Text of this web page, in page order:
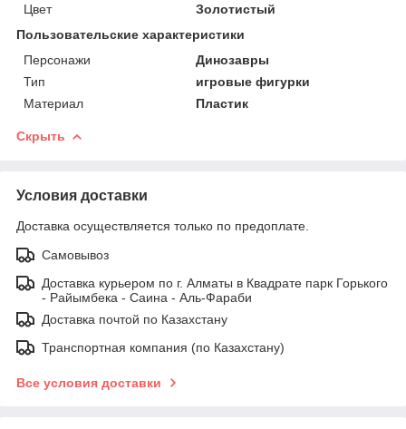
Цвет
Золотистый
Пользовательские характеристики
Персонажи
Динозавры
Тип
игровые фигурки
Материал
Пластик
Скрыть
Условия доставки
Доставка осуществляется только по предоплате.
Самовывоз
Доставка курьером по г. Алматы в Квадрате парк Горького
- Райымбека - Саина - Аль-Фараби
Доставка почтой по Казахстану
Транспортная компания (по Казахстану)
Все условия доставки